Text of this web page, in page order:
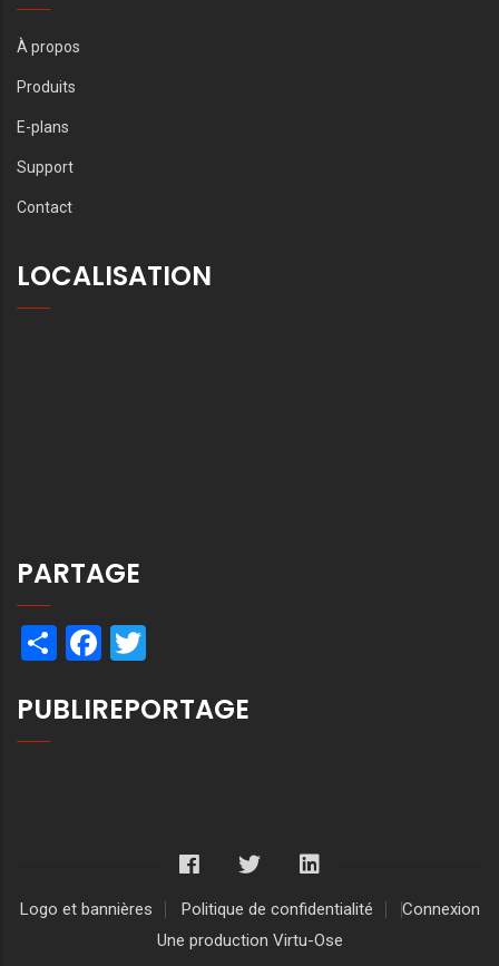
À propos
Produits
E-plans
Support
Contact
LOCALISATION
PARTAGE
ShareFacebook
PUBLIREPORTAGE
Logo et bannières Politique de confidentialité
Connexion
Une production Virtu-Ose